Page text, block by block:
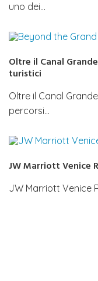
uno dei…
Oltre il Canal
turistici
Oltre il Canal
percorsi…
JW Marriott Venice
JW Marriott Venice